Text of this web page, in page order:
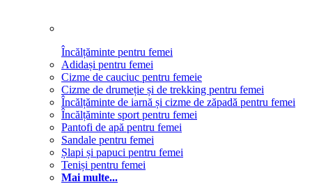
Încălțăminte pentru femei
Adidași pentru femei
Cizme de cauciuc pentru femeie
Cizme de drumeție și de trekking pentru femei
Încălțăminte de iarnă și cizme de zăpadă pentru femei
Încălțăminte sport pentru femei
Pantofi de apă pentru femei
Sandale pentru femei
Șlapi și papuci pentru femei
Teniși pentru femei
Mai multe...